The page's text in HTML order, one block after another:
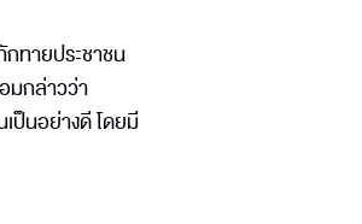
กทายประชาชน
มกล่าวว่า
เป็นอย่างดี โดยมี